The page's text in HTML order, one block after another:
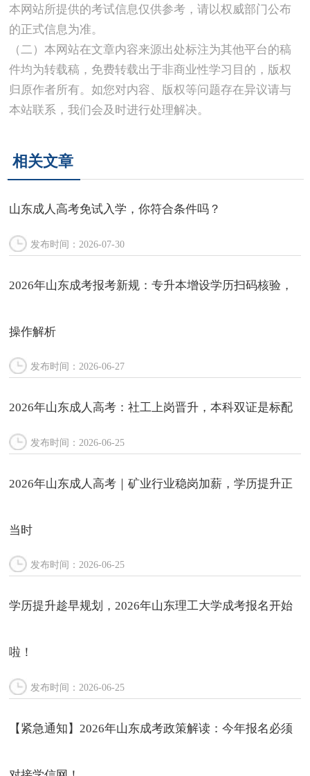
本网站所提供的考试信息仅供参考，请以权威部门公布
的正式信息为准。
（二）本网站在文章内容来源出处标注为其他平台的稿
件均为转载稿，免费转载出于非商业性学习目的，版权
归原作者所有。如您对内容、版权等问题存在异议请与
本站联系，我们会及时进行处理解决。
相关文章
山东成人高考免试入学，你符合条件吗？
发布时间：2026-07-30
2026年山东成考报考新规：专升本增设学历扫码核验，
操作解析
发布时间：2026-06-27
2026年山东成人高考：社工上岗晋升，本科双证是标配
发布时间：2026-06-25
2026年山东成人高考｜矿业行业稳岗加薪，学历提升正
当时
发布时间：2026-06-25
学历提升趁早规划，2026年山东理工大学成考报名开始
啦！
发布时间：2026-06-25
【紧急通知】2026年山东成考政策解读：今年报名必须